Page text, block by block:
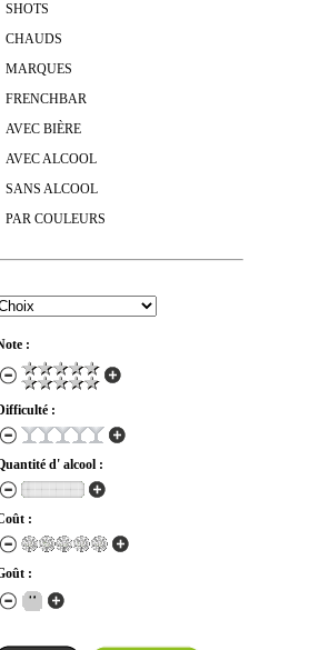
SHOTS
CHAUDS
MARQUES
FRENCHBAR
AVEC BIÈRE
AVEC ALCOOL
SANS ALCOOL
PAR COULEURS
:
:
d' alcool :
:
: